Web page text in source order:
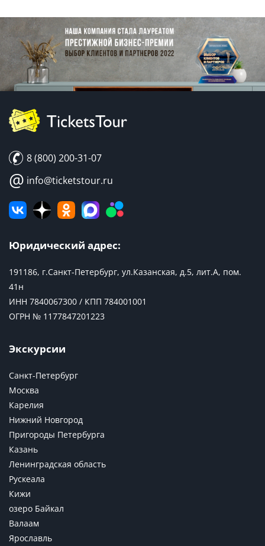
8 (800) 200-31-07
@ info@ticketstour.ru
Юридический адрес:
191186, г.Санкт-Петербург, ул.Казанская, д.5, лит.А, пом.
41н
ИНН 7840067300 / КПП 784001001
ОГРН № 1177847201223
Экскурсии
Санкт-Петербург
Москва
Карелия
Нижний Новгород
Пригороды Петербурга
Казань
Ленинградская область
Рускеала
Кижи
озеро Байкал
Валаам
Ярославль